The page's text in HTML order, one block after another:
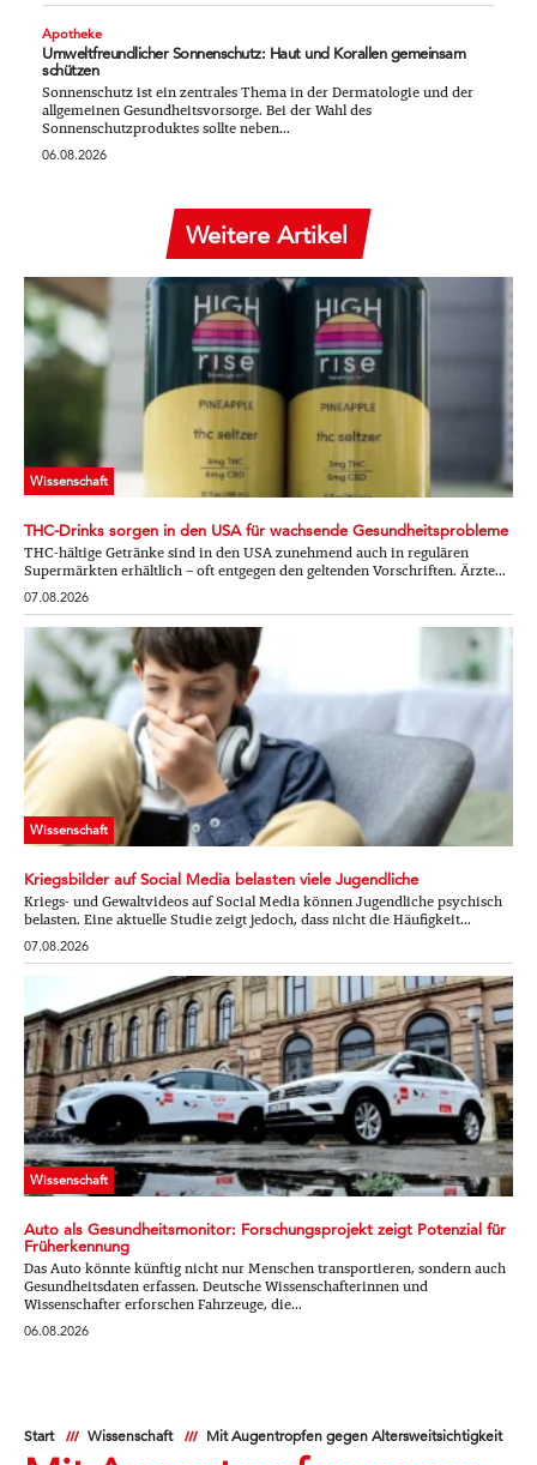
Apotheke
Umweltfreundlicher Sonnenschutz: Haut und Korallen gemeinsam
schützen
Sonnenschutz ist ein zentrales Thema in der Dermatologie und der
allgemeinen Gesundheitsvorsorge. Bei der Wahl des
Sonnenschutzproduktes sollte neben...
06.08.2026
Weitere Artikel
Wissenschaft
THC-Drinks sorgen in den USA für wachsende Gesundheitsprobleme
THC-hältige Getränke sind in den USA zunehmend auch in regulären
Supermärkten erhältlich – oft entgegen den geltenden Vorschriften. Ärzte...
07.08.2026
Wissenschaft
Kriegsbilder auf Social Media belasten viele Jugendliche
Kriegs- und Gewaltvideos auf Social Media können Jugendliche psychisch
belasten. Eine aktuelle Studie zeigt jedoch, dass nicht die Häufigkeit...
07.08.2026
Wissenschaft
Auto als Gesundheitsmonitor: Forschungsprojekt zeigt Potenzial für
Früherkennung
Das Auto könnte künftig nicht nur Menschen transportieren, sondern auch
Gesundheitsdaten erfassen. Deutsche Wissenschafterinnen und
Wissenschafter erforschen Fahrzeuge, die...
06.08.2026